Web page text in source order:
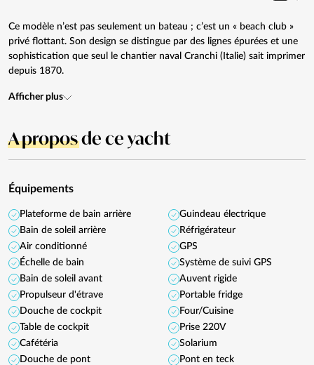
Ce modèle n’est pas seulement un bateau ; c’est un « beach club »
privé flottant. Son design se distingue par des lignes épurées et une
sophistication que seul le chantier naval Cranchi (Italie) sait imprimer
depuis 1870.
Afficher plus
A proposde ce yacht
Équipements
Plateforme de bain arrière
Bain de soleil arrière
Air conditionné
Échelle de bain
Bain de soleil avant
Propulseur d'étrave
Douche de cockpit
Table de cockpit
Cafétéria
Douche de pont
Guindeau électrique
Réfrigérateur
GPS
Système de suivi GPS
Auvent rigide
Portable fridge
Four/Cuisine
Prise 220V
Solarium
Pont en teck